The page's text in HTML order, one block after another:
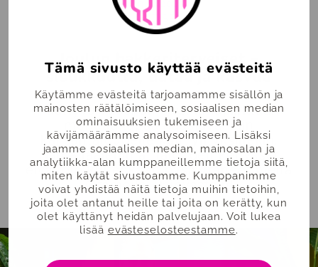
Tämä sivusto käyttää evästeitä
Käytämme evästeitä tarjoamamme sisällön ja
mainosten räätälöimiseen, sosiaalisen median
ominaisuuksien tukemiseen ja
kävijämäärämme analysoimiseen. Lisäksi
jaamme sosiaalisen median, mainosalan ja
analytiikka-alan kumppaneillemme tietoja siitä,
miten käytät sivustoamme. Kumppanimme
voivat yhdistää näitä tietoja muihin tietoihin,
joita olet antanut heille tai joita on kerätty, kun
olet käyttänyt heidän palvelujaan. Voit lukea
lisää evästeselosteestamme.
UUTISET
Joulun hakkeriterveiset –
sisukkuutta, dataa ja kasvua
Päättyvä vuosi on ollut ilmapiiriltään
monella tapaa haastava, niin
kansantaloudelle kuin yrityksillekin.
Nämä laajemmat talouden kehykset
eivät ole kuitenkaan pysäyttäneet meitä
Alfamella. Päinvastoin!